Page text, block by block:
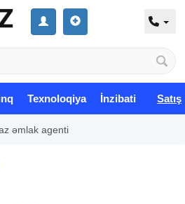
Texnoloqiya İnzibati Satış
əmlak agenti